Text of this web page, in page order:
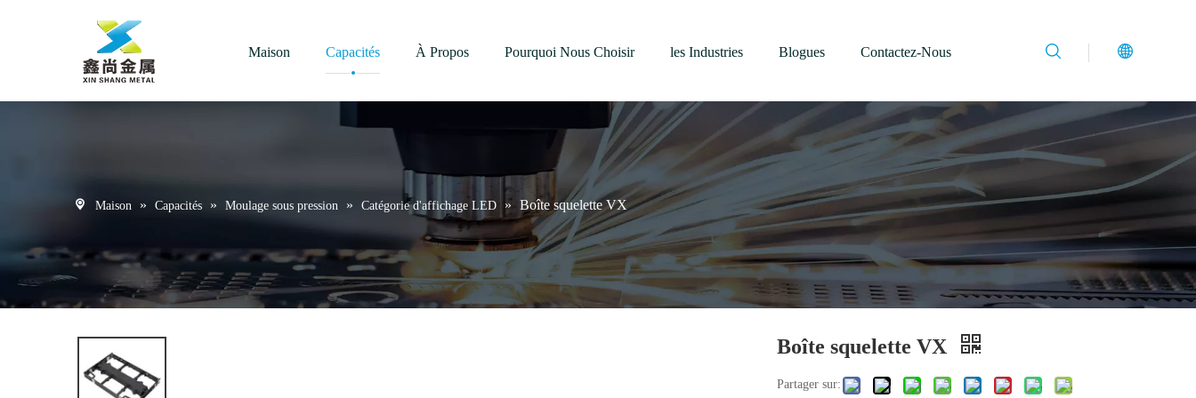
Maison Capacités À Propos Pourquoi Nous Choisir les Industries Blogues Contactez-Nous
Maison » Capacités » Moulage sous pression » Catégorie d'affichage LED » Boîte squelette VX
Boîte squelette VX
Partager sur: